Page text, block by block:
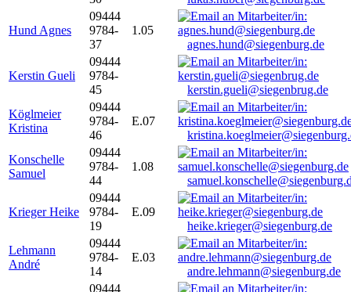
Hund Agnes
09444
9784-
37
1.05
agnes.hund@siegenburg.de
Kerstin Gueli
09444
9784-
45
kerstin.gueli@siegenbrug.de
Köglmeier
Kristina
09444
9784-
46
E.07
Konschelle
Samuel
09444
9784-
44
1.08
Krieger Heike
09444
9784-
19
E.09
heike.krieger@siegenburg.de
Lehmann
André
09444
9784-
14
E.03
andre.lehmann@siegenburg.de
09444